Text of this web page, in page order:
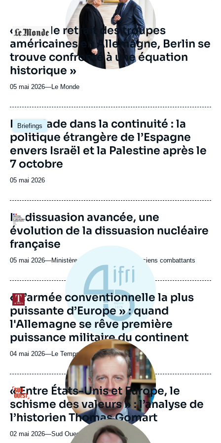
Logo
« Avec le retrait des troupes
américaines en Allemagne, Berlin se
trouve confronté à une équation
historique »
05 mai 2026—Nom
journal,
ou
émission
Le Monde
Briefings
Image
principale
L'escalade dans la continuité : la
politique étrangère de l’Espagne
envers Israël et la Palestine après le
7 octobre
Date
publication
05 mai 2026
Logo
URL
de
Spotify
La dissuasion avancée, une
évolution de la dissuasion nucléaire
française
05 mai 2026—Nom
journal,
ou
émission
Ministère des Armées et des Anciens combattants
Logo
« L’armée conventionnelle la plus
puissante d’Europe » : quand
l'Allemagne se rêve première
puissance militaire du continent
04 mai 2026—Nom
journal,
revue
ou
émission
Le Temps
Logo
Image
principale
médiatique
« Entre États-Unis et Europe, le
schisme des valeurs » : l’analyse de
l’historien Thomas Gomart
02 mai 2026—Nom
Sud Ouest
Image
principale
médiatique